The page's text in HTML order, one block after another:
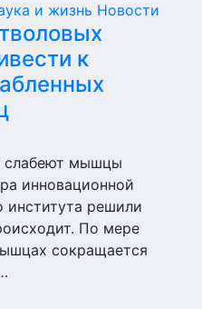
и жизнь Новости
к
слабеют мышцы
инновационной
института решили
По мере
сокращается